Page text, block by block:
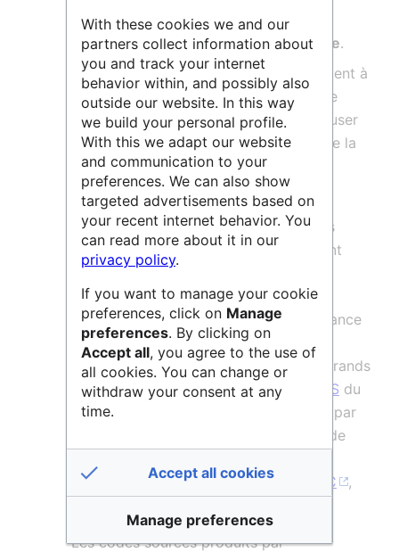
Hébergement de plateformes
informatiques d’envergure nationale.
Ces trois missions en synergie permettent à
l’IR CINES de proposer un catalogue de
services FAIR pour stocker, traiter, diffuser
et si nécessaire archiver les données de la
recherche.
Le CINES met à disposition de la
communauté scientifique française des
infrastructures informatiques hautement
sécurisées de niveau Tier3+. Le centre
propose également des formations
concernant le calcul de haute performance
et l’ archivage pérennede données
numériques. Le CINES fait partie des grands
centres nationaux de calcul avec l’
IDRIS du
CNRSet le
du CEA coordonnés par
(Grand équipement national de
plusieurs projets européens dont
EOSC
,
Les codes sources produits par
With these cookies we and our
partners collect information about
you and track your internet
behavior within, and possibly also
outside our website. In this way
we build your personal profile.
With this we adapt our website
and communication to your
preferences. We can also show
targeted advertisements based on
your recent internet behavior. You
can read more about it in our
privacy policy.
If you want to manage your cookie
preferences, click on Manage
preferences. By clicking on
Accept all, you agree to the use of
all cookies. You can change or
withdraw your consent at any
time.
Accept all cookies
Manage preferences